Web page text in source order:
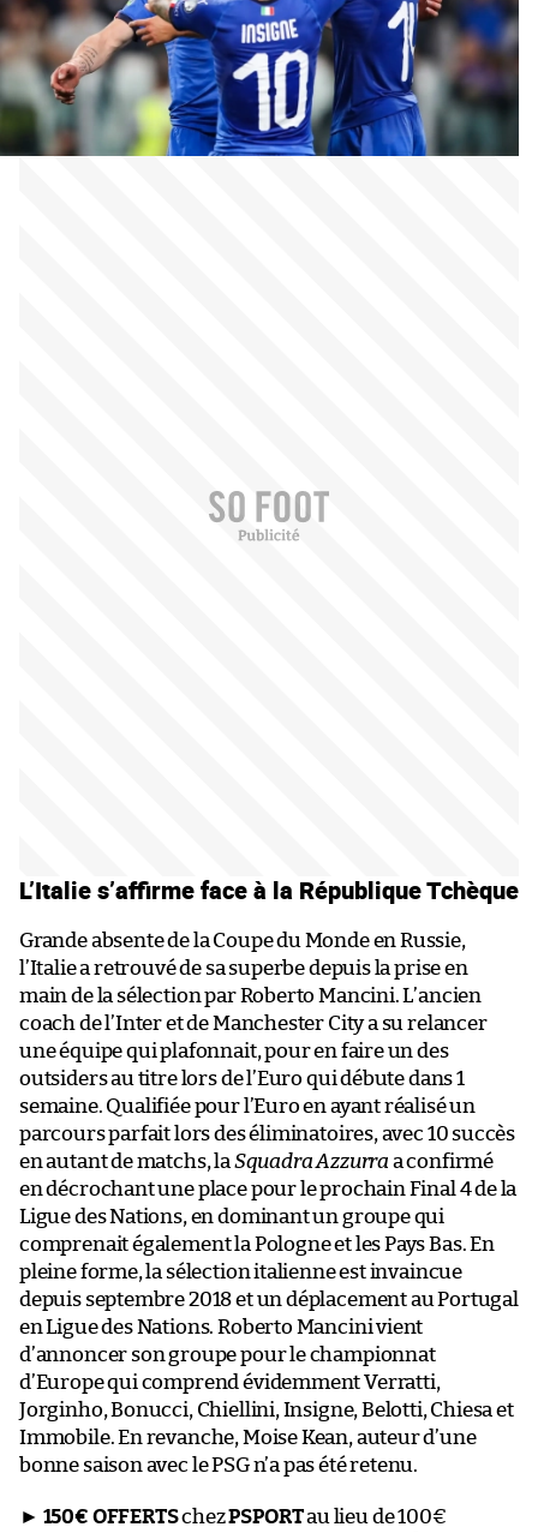
L’Italie s’affirme face à la République Tchèque
Grande absente de la Coupe du Monde en Russie,
l’Italie a retrouvé de sa superbe depuis la prise en
main de la sélection par Roberto Mancini. L’ancien
coach de l’Inter et de Manchester City a su relancer
une équipe qui plafonnait, pour en faire un des
outsiders au titre lors de l’Euro qui débute dans 1
semaine. Qualifiée pour l’Euro en ayant réalisé un
parcours parfait lors des éliminatoires, avec 10 succès
en autant de matchs, la Squadra Azzurra a confirmé
en décrochant une place pour le prochain Final 4 de la
Ligue des Nations, en dominant un groupe qui
comprenait également la Pologne et les Pays Bas. En
pleine forme, la sélection italienne est invaincue
depuis septembre 2018 et un déplacement au Portugal
en Ligue des Nations. Roberto Mancini vient
d’annoncer son groupe pour le championnat
d’Europe qui comprend évidemment Verratti,
Jorginho, Bonucci, Chiellini, Insigne, Belotti, Chiesa et
Immobile. En revanche, Moise Kean, auteur d’une
bonne saison avec le PSG n’a pas été retenu.
► 150€ OFFERTSchezPSPORTau lieu de 100€